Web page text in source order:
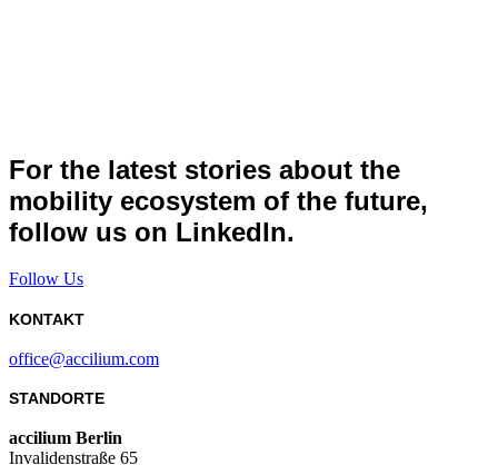
For the latest stories about the
mobility ecosystem of the future,
follow us on LinkedIn.
Follow Us
KONTAKT
office@accilium.com
STANDORTE
accilium Berlin
Invalidenstraße 65